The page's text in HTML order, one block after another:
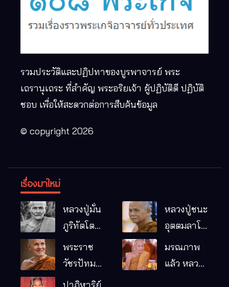
รวมประวัติและปฏิปทาของบูรพาจารย์ พระ
เถรานุเถระ ที่สำคัญ พระอริยเจ้า ผู้ปฏิบัติดี ปฏิบัติ
ชอบ เพื่อให้สะดวกต่อการสืบค้นข้อมูล
© copyright 2026
เรื่องมาใหม่
หลวงปู่มั่น
ภูริทัตโต
พระอริยเจ้า
ผู้เป็นบิดา
หลวงปู่ชนะ
อุตตมลาโภ
หมากอื๋อ
พระราช
วัชรปัทม
คุณ (หลวง
มรณภาพ
แล้ว หลวง